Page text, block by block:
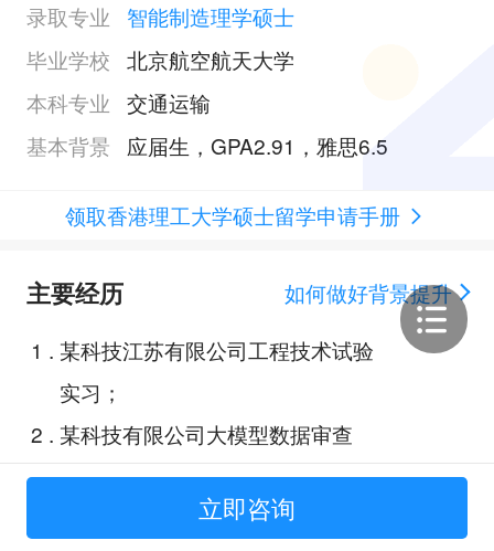
录取专业
智能制造理学硕士
毕业学校 北京航空航天大学
本科专业 交通运输
基本背景
应届生，GPA2.91，雅思6.5
领取香港理工大学硕士留学申请手册
主要经历
如何做好背景提升
1 . 某科技江苏有限公司工程技术试验
实习；
2 . 某科技有限公司大模型数据审查
员；
论文发表《某环境下的某感知网
立即咨询